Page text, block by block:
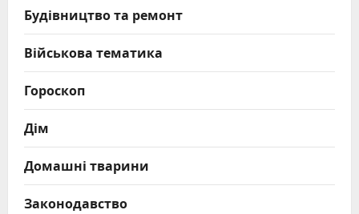
Будівництво та ремонт
Військова тематика
Гороскоп
Дім
Домашні тварини
Законодавство